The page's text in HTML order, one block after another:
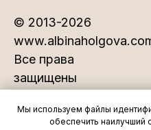
© 2013-2026
Все права
защищены
Мы используем файлы
обеспечить наилучший